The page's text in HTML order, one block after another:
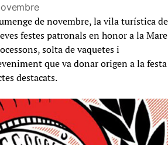
de novembre, la vila turística de
festes patronals en honor a la Mare
solta de vaquetes i
que va donar origen a la festa
destacats.